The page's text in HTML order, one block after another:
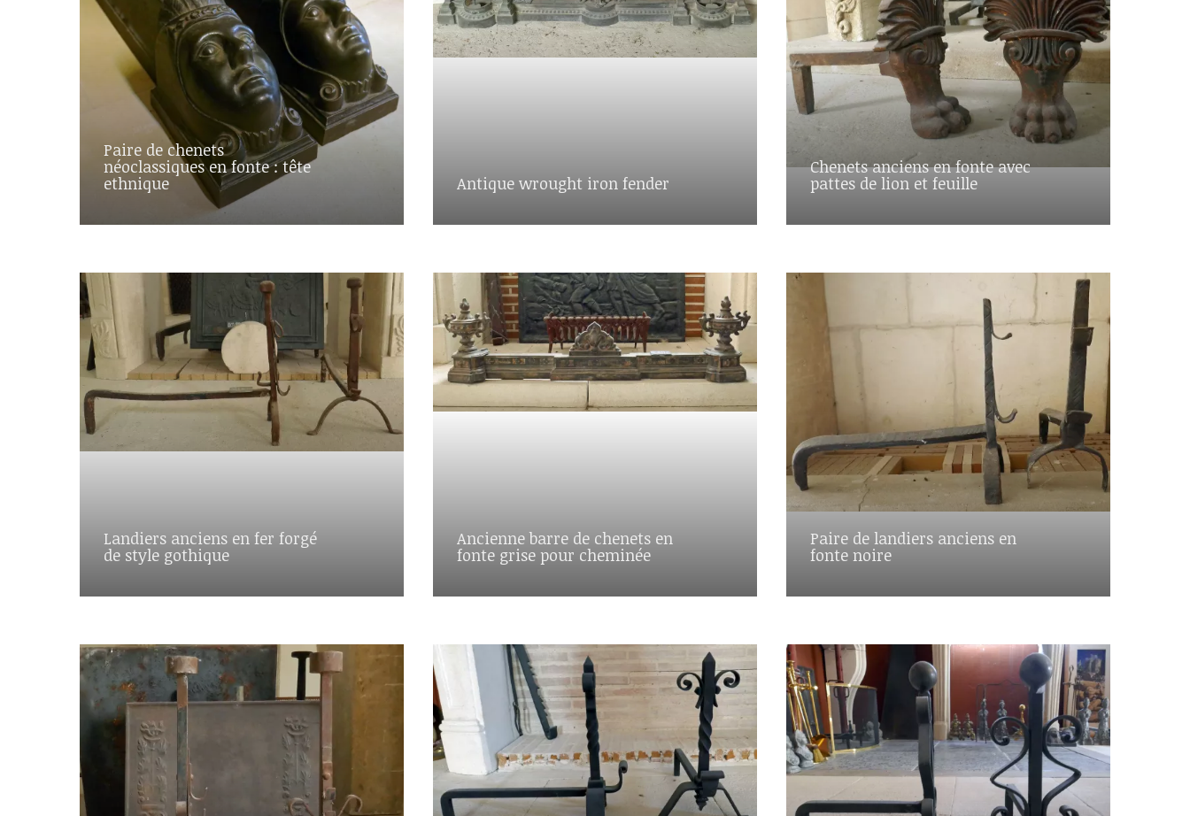
Paire de chenets
néoclassiques en fonte : tête
ethnique Antique wrought iron fender
Chenets anciens en fonte avec
pattes de lion et feuille
Landiers anciens en fer forgé
de style gothique
Ancienne barre de chenets en
fonte grise pour cheminée
Paire de landiers anciens en
fonte noire